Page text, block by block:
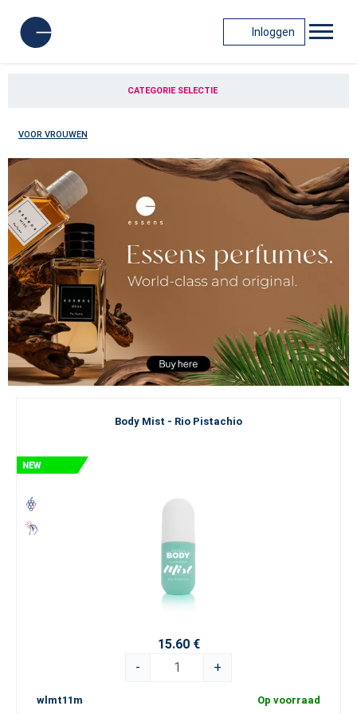
Inloggen
CATEGORIE SELECTIE
VOOR VROUWEN
Body Mist - Rio Pistachio
15.60 €
-
+
wlmt11m Op voorraad